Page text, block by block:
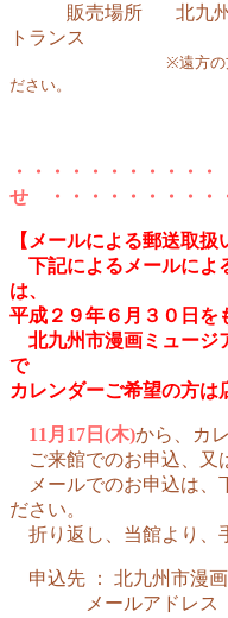
販売場所 北九州市
トランス
※遠方の
ださい。
・・・・・・・・・・
せ ・・・・・・・・・
【メールによる郵送取扱
下記によるメールによ
は、
平成２９年６月３０日を
北九州市漫画ミュージ
で
カレンダーご希望の方は
11 月17日(木)から、カ
ご来館でのお申込、又
メールでのお申込は、
ださい。
折り返し、当館より、
申込先 ： 北九州市漫
メールアドレス